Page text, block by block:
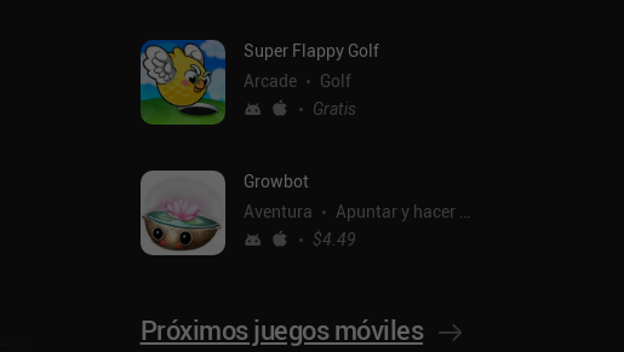
Super Flappy Golf
Arcade
Golf
Gratis
Growbot
Aventura
Apuntar y hacer clic
$4.49
Próximos juegos móviles